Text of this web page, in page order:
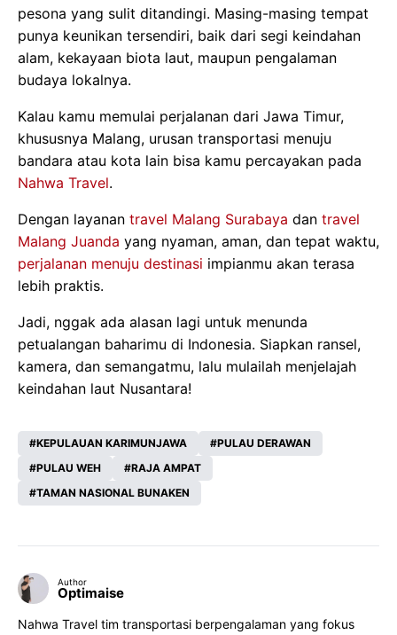
pesona yang sulit ditandingi. Masing-masing tempat
punya keunikan tersendiri, baik dari segi keindahan
alam, kekayaan biota laut, maupun pengalaman
budaya lokalnya.
Kalau kamu memulai perjalanan dari Jawa Timur,
khususnya Malang, urusan transportasi menuju
bandara atau kota lain bisa kamu percayakan pada
Nahwa Travel.
Dengan layanan travel Malang Surabaya dan travel
Malang Juanda yang nyaman, aman, dan tepat waktu,
perjalanan menuju destinasi impianmu akan terasa
lebih praktis.
Jadi, nggak ada alasan lagi untuk menunda
petualangan baharimu di Indonesia. Siapkan ransel,
kamera, dan semangatmu, lalu mulailah menjelajah
keindahan laut Nusantara!
KEPULAUAN KARIMUNJAWA
PULAU DERAWAN
PULAU WEH
RAJA AMPAT
TAMAN NASIONAL BUNAKEN
Author
Optimaise
Nahwa Travel tim transportasi berpengalaman yang fokus